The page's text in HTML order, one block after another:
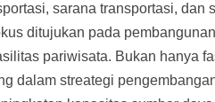
sarana transportasi, dan
ditujukan pada
pariwisata. Bukan hanya
dalam streategi